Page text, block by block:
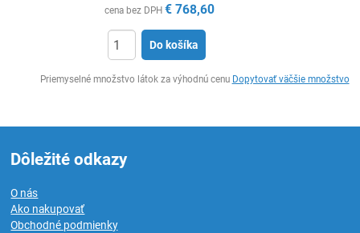
cena bez DPH € 768,60
Do košíka
Priemyselné množstvo látok za výhodnú cenu Dopytovať väčšie množstvo
Dôležité odkazy
O nás
Ako nakupovať
Obchodné podmienky